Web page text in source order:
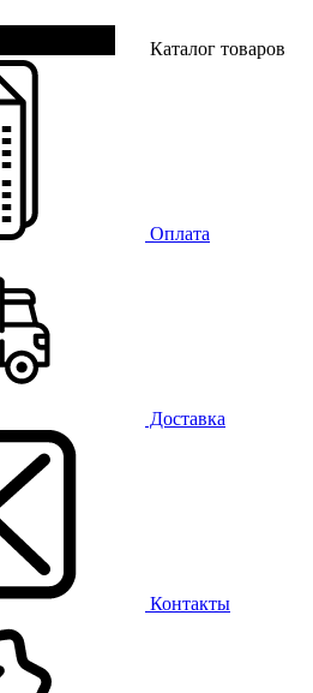
Каталог товаров
Оплата
Доставка
Контакты